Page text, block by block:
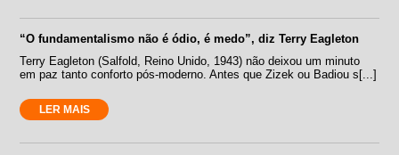
“O fundamentalismo não é ódio, é medo”, diz Terry Eagleton
Terry Eagleton (Salfold, Reino Unido, 1943) não deixou um minuto
em paz tanto conforto pós-moderno. Antes que Zizek ou Badiou s[...]
LER MAIS